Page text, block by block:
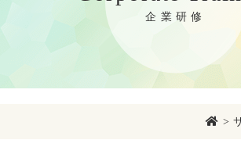
企業研修
>